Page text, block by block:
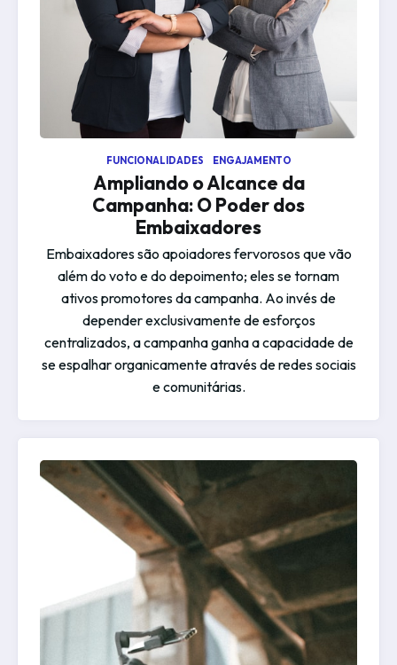
FUNCIONALIDADES ENGAJAMENTO
Ampliando o Alcance da
Campanha: O Poder dos
Embaixadores
Embaixadores são apoiadores fervorosos que vão
além do voto e do depoimento; eles se tornam
ativos promotores da campanha. Ao invés de
depender exclusivamente de esforços
centralizados, a campanha ganha a capacidade de
se espalhar organicamente através de redes sociais
e comunitárias.